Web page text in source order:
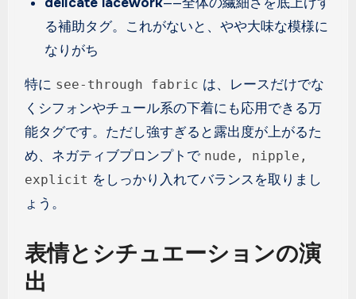
る補助タグ。これがないと、やや大味な模様に
なりがち
特に see-through fabric は、レースだけでな
くシフォンやチュール系の下着にも応用できる万
能タグです。ただし強すぎると露出度が上がるた
め、ネガティブプロンプトで nude, nipple,
explicit をしっかり入れてバランスを取りまし
ょう。
表情とシチュエーションの演
出